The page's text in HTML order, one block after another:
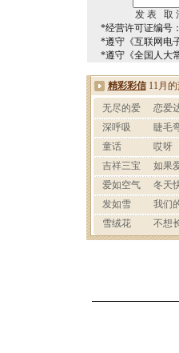
*经营许可证编号
*遵守《互联网电
*遵守《全国人大